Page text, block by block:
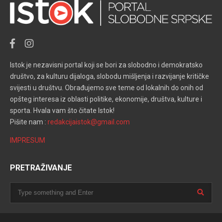
Istok je nezavisni portal koji se bori za slobodno i demokratsko
društvo, za kulturu dijaloga, slobodu mišljenja i razvijanje kritičke
svijesti u društvu. Obrađujemo sve teme od lokalnih do onih od
opšteg interesa iz oblasti politike, ekonomije, društva, kulture i
sporta. Hvala vam što čitate Istok!
Pišite nam : redakcijaistok@gmail.com
IMPRESUM
PRETRAŽIVANJE